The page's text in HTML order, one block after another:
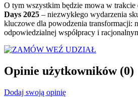
O tym wszystkim będzie mowa w trakcie
Days 2025 – niezwykłego wydarzenia
kluczowe dla powodzenia transformacji:
odpowiedzialnej współpracy i
WEŹ UDZIAŁ
Opinie użytkowników (0)
Dodaj swoją opinię